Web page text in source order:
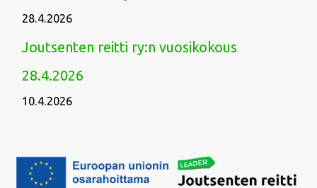
28.4.2026
Joutsenten reitti ry:n vuosikokous
28.4.2026
10.4.2026